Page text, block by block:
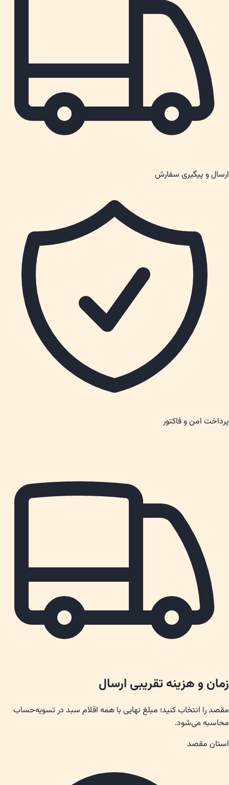
ارسال و پیگیری سفارش
پرداخت امن و فاکتور
زمان و هزینه تقریبی ارسال
مقصد را انتخاب کنید؛ مبلغ نهایی با همه اقلام سبد در تسویه‌حساب
محاسبه می‌شود.
استان مقصد